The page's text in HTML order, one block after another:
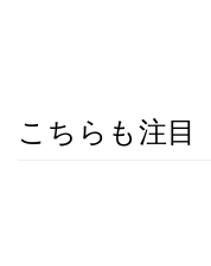
こちらも注目